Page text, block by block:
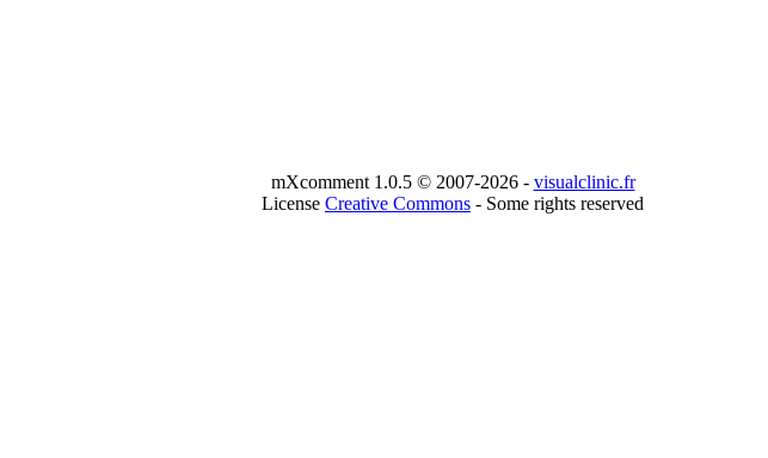
mXcomment 1.0.5 © 2007-2026 - visualclinic.fr
License Creative Commons - Some rights reserved